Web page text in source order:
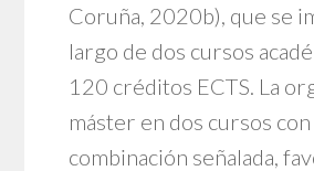
Coruña, 2020b), que se
largo de dos cursos
120 créditos ECTS. La
máster en dos cursos con
combinación señalada,